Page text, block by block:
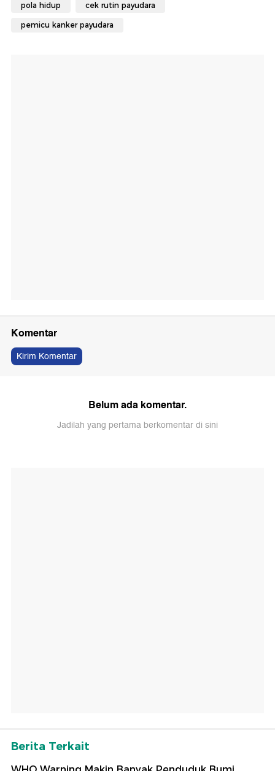
pola hidup cek rutin payudara
pemicu kanker payudara
Komentar
Kirim Komentar
Belum ada komentar.
Jadilah yang pertama berkomentar di sini
Berita Terkait